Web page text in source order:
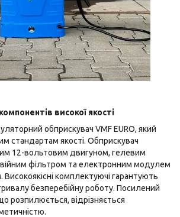
високої якості
обприскувач VMF EURO, який
стандартам якості. Обприскувач
12-вольтовим двигуном, гелевим
фільтром та електронним модулем
Високоякісні комплектуючі гарантують
безперебійну роботу. Посилений
розпилюється, відрізняється